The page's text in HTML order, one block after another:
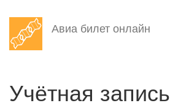
Перейти
основному
Авиа билет онлайн
Учётная запись